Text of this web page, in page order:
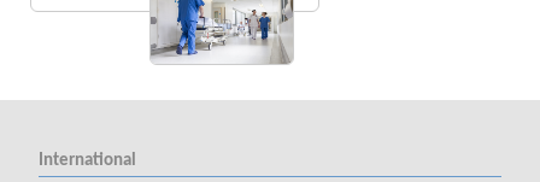
International